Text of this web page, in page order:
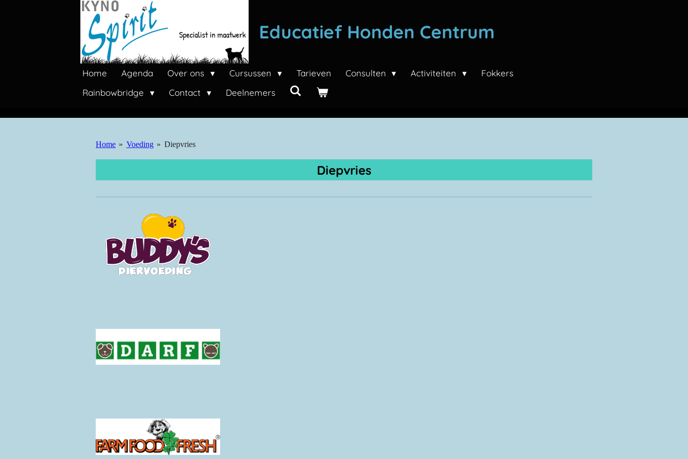
Educatief Honden Centrum
Home Agenda Over ons Cursussen Tarieven Consulten Activiteiten
Fokkers
Rainbowbridge
Contact Deelnemers
Home » Voeding » Diepvries
Diepvries